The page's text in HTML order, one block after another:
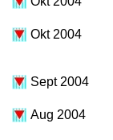
Okt 2004
Sept 2004
Aug 2004